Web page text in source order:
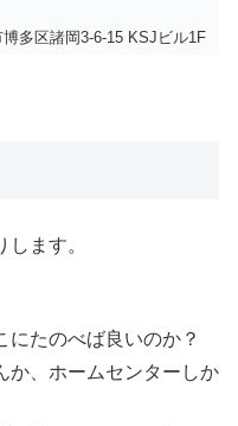
多区諸岡3-6-15 KSJビル1F
ます。
にたのべば良いのか？
か、ホームセンターしか